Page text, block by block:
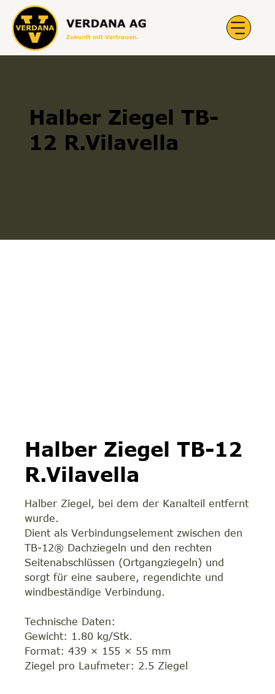
Halber Ziegel TB-
12 R.Vilavella
Halber Ziegel TB-12
R.Vilavella
Halber Ziegel, bei dem der Kanalteil entfernt
wurde.
Dient als Verbindungselement zwischen den
TB-12® Dachziegeln und den rechten
Seitenabschlüssen (Ortgangziegeln) und
sorgt für eine saubere, regendichte und
windbeständige Verbindung.
Technische Daten:
Gewicht: 1.80 kg/Stk.
Format: 439 × 155 × 55 mm
Ziegel pro Laufmeter: 2.5 Ziegel